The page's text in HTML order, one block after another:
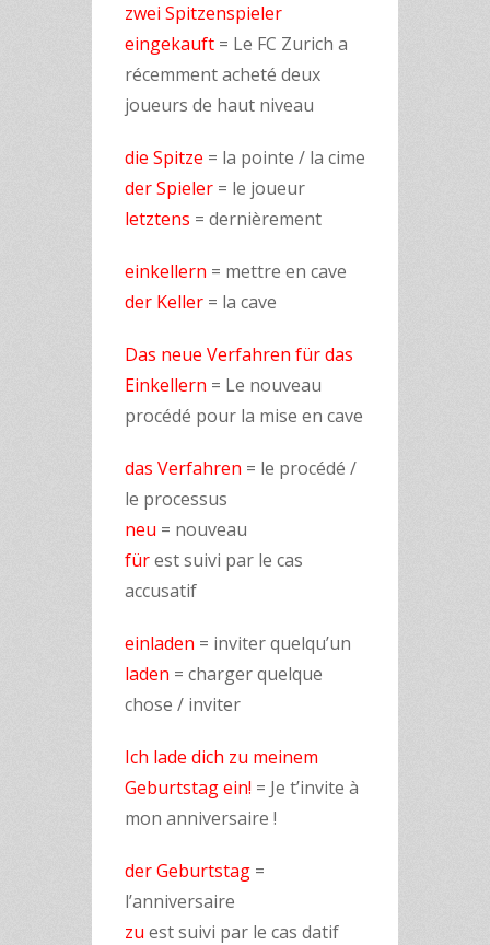
zwei Spitzenspieler
eingekauft = Le FC Zurich a
récemment acheté deux
joueurs de haut niveau
die Spitze = la pointe / la cime
der Spieler = le joueur
letztens = dernièrement
einkellern = mettre en cave
der Keller = la cave
Das neue Verfahren für das
Einkellern = Le nouveau
procédé pour la mise en cave
das Verfahren = le procédé /
le processus
neu = nouveau
fürest suivi par le cas
accusatif
einladen = inviter quelqu’un
laden = charger quelque
chose / inviter
Ich lade dich zu meinem
Geburtstag ein! = Je t’invite à
mon anniversaire !
der Geburtstag =
l’anniversaire
zu est suivi par le cas datif